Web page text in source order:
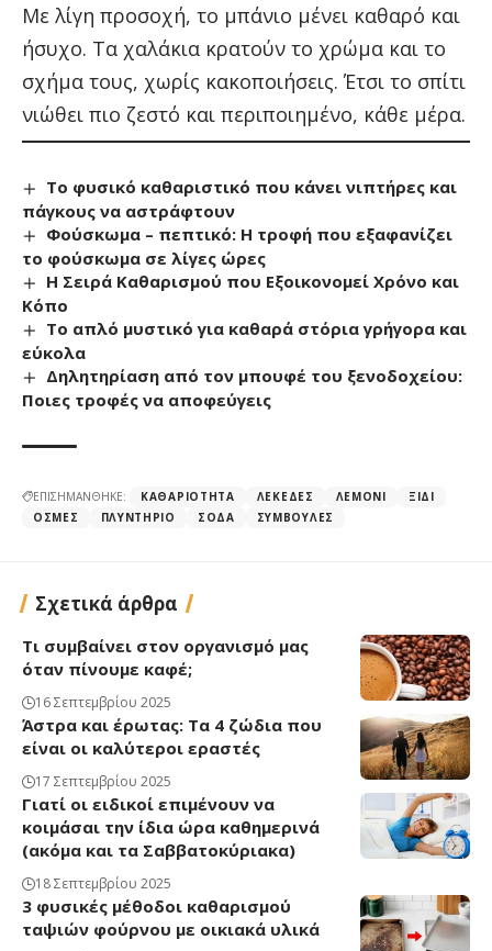
Με λίγη προσοχή, το μπάνιο μένει καθαρό και
ήσυχο. Τα χαλάκια κρατούν το χρώμα και το
σχήμα τους, χωρίς κακοποιήσεις. Έτσι το σπίτι
νιώθει πιο ζεστό και περιποιημένο, κάθε μέρα.
Το φυσικό καθαριστικό που κάνει νιπτήρες και
πάγκους να αστράφτουν
Φούσκωμα – πεπτικό: Η τροφή που εξαφανίζει
το φούσκωμα σε λίγες ώρες
Η Σειρά Καθαρισμού που Εξοικονομεί Χρόνο και
Κόπο
Το απλό μυστικό για καθαρά στόρια γρήγορα και
εύκολα
Δηλητηρίαση από τον μπουφέ του ξενοδοχείου:
Ποιες τροφές να αποφεύγεις
ΕΠΙΣΗΜΑΝΘΗΚΕ: ΚΑΘΑΡΙΌΤΗΤΑ ΛΕΚΈΔΕΣ ΛΕΜΌΝΙ
ΞΊΔΙ
ΟΣΜΈΣ
ΠΛΥΝΤΉΡΙΟ ΣΌΔΑ ΣΥΜΒΟΥΛΈΣ
Σχετικά άρθρα
Τι συμβαίνει στον οργανισμό μας
όταν πίνουμε καφέ;
16 Σεπτεμβρίου 2025
Άστρα και έρωτας: Τα 4 ζώδια που
είναι οι καλύτεροι εραστές
17 Σεπτεμβρίου 2025
Γιατί οι ειδικοί επιμένουν να
κοιμάσαι την ίδια ώρα καθημερινά
(ακόμα και τα Σαββατοκύριακα)
18 Σεπτεμβρίου 2025
3 φυσικές μέθοδοι καθαρισμού
ταψιών φούρνου με οικιακά υλικά